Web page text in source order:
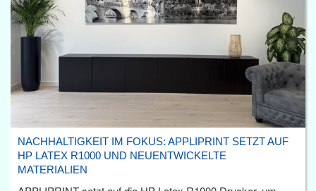
NACHHALTIGKEIT IM FOKUS: APPLIPRINT SETZT AUF
HP LATEX R1000 UND NEUENTWICKELTE
MATERIALIEN